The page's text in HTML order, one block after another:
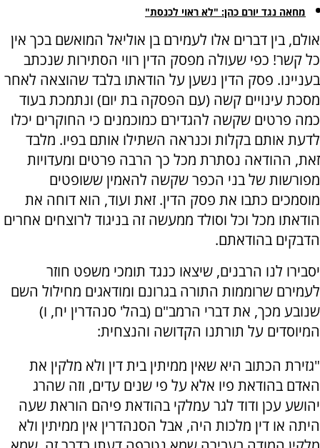
מחאה נגד יורם כהן: "לא ראוי לכנסת"
אולם, בין דברים אלו לעמירם בן אוליאל המואשם בכך אין
כל קשר! כפי שעולה מפסק הדין רווי הסתירות שנכתב
בעניינו. פסק הדין נשען על הודאתו בלבד שהוצאה לאחר
מסכת עינויים קשה (עם הפסקה בת יום) ונתמכת בעוד
כמה פרטים שקשה להגדירם כמוכמנים כי החוקרים יכלו
לדעת אותם בקלות וכנראה השתילו אותם בפיו. מלבד
זאת, ההודאה נסתרת מכל כך הרבה פרטים ומעדויות
מפורשות של בני הכפר שקשה להאמין ששופטים
מוסמכים כתבו את פסק הדין. זאת ועוד, הוא דוחה את
הודאתו מכל וכל וסולד ממעשה זה בניגוד לרוצחים אחרים
הדבקים בהודאתם.
יסבירו לנו הרבנים, שיצאו כנגד תומכי משפט חוזר
לעמירם שרוממות התורה בגרונם ומודאגים מחילול השם
שנובע מכך, את דברי הרמב"ם (בהל' סנהדרין יח, ו)
המיוסדים על תורתנו הקדושה והנצחית:
"גזירת הכתוב היא שאין ממיתין בית דין ולא מלקין את
האדם בהודאת פיו אלא על פי שנים עדים, וזה שהרג
יהושע עכן ודוד לגר עמלקי בהודאת פיהם הוראת שעה
היתה או דין מלכות היה, אבל הסנהדרין אין ממיתין ולא